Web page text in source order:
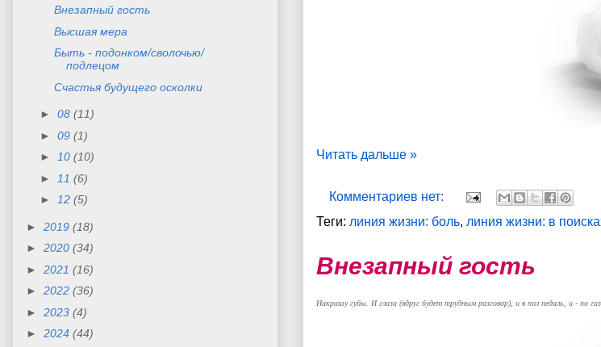
Читать дальше »
Комментариев нет:
Теги: линия жизни: боль, линия жизни: в
Внезапный гость
Накрашу губы. И глаза (вдруг будет трудным разговор), и в пол педаль, и - по
Внезапный гость
Высшая мера
Быть - подонком/сволочью/
подлецом
Счастья будущего осколки
► 08 (11)
► 09 (1)
►
10 (10)
►
11 (6)
►
12 (5)
► 2019 (18)
► 2020 (34)
► 2021 (16)
► 2022 (36)
► 2023 (4)
► 2024 (44)